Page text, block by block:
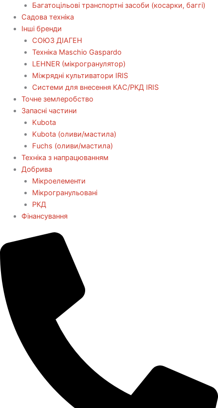
Багатоцільові транспортні засоби (косарки, баггі)
Садова техніка
Інші бренди
СОЮЗ ДІАГЕН
Техніка Maschio Gaspardo
LEHNER (мікрогранулятор)
Міжрядні культиватори IRIS
Системи для внесення КАС/РКД IRIS
Точне землеробство
Запасні частини
Kubota
Kubota (оливи/мастила)
Fuchs (оливи/мастила)
Техніка з напрацюванням
Добрива
Мікроелементи
Мікрогранульовані
РКД
Фінансування